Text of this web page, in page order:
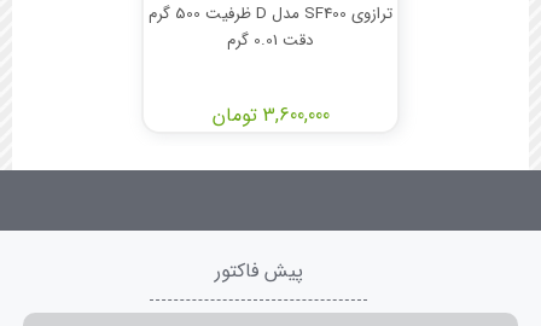
ترازوی SF400 مدل D ظرفیت 500 گرم
دقت 0.01 گرم
3,600,000 تومان
پیش فاکتور